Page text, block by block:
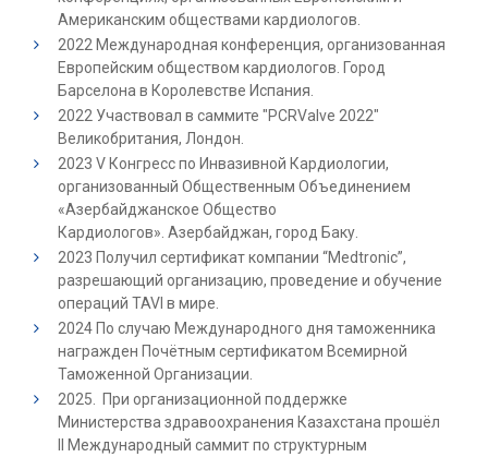
Американским обществами кардиологов.
2022 Международная конференция, организованная
Европейским обществом кардиологов. Город
Барселона в Королевстве Испания.
2022 Участвовал в саммите "PCRValve 2022"
Великобритания, Лондон.
2023 V Конгресс по Инвазивной Кардиологии,
организованный Общественным Объединением
«Азербайджанское Общество
Кардиологов». Азербайджан, город Баку.
2023 Получил сертификат компании “Medtronic”,
разрешающий организацию, проведение и обучение
операций TAVI в мире.
2024 По случаю Международного дня таможенника
награжден Почётным сертификатом Всемирной
Таможенной Организации.
2025. При организационной поддержке
Министерства здравоохранения Казахстана прошёл
II Международный саммит по структурным